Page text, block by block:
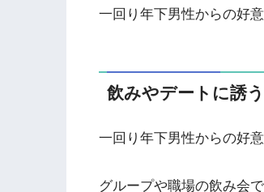
一回り年下男性からの好
飲みやデートに誘う
一回り年下男性からの好
グループや職場の飲み会